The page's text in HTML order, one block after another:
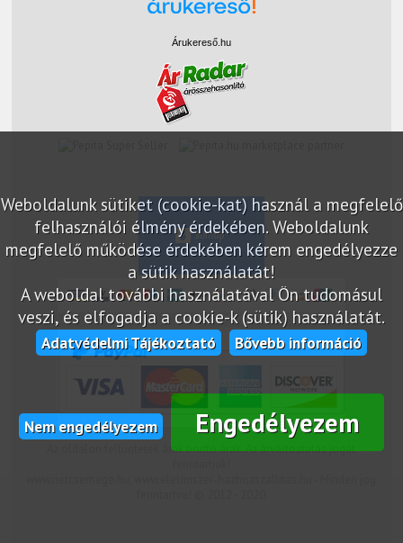
Weboldalunk sütiket (cookie-kat) használ a megfelelő
felhasználói élmény érdekében. Weboldalunk
megfelelő működése érdekében kérem engedélyezze
a sütik használatát!
A weboldal további használatával Ön tudomásul
veszi, és elfogadja a cookie-k (sütik) használatát.
Adatvédelmi Tájékoztató Bővebb információ
Nem engedélyezem Engedélyezem
Árukereső.hu
Az oldalon feltüntetek árak bruttó árak. Az árváltoztatás jogát